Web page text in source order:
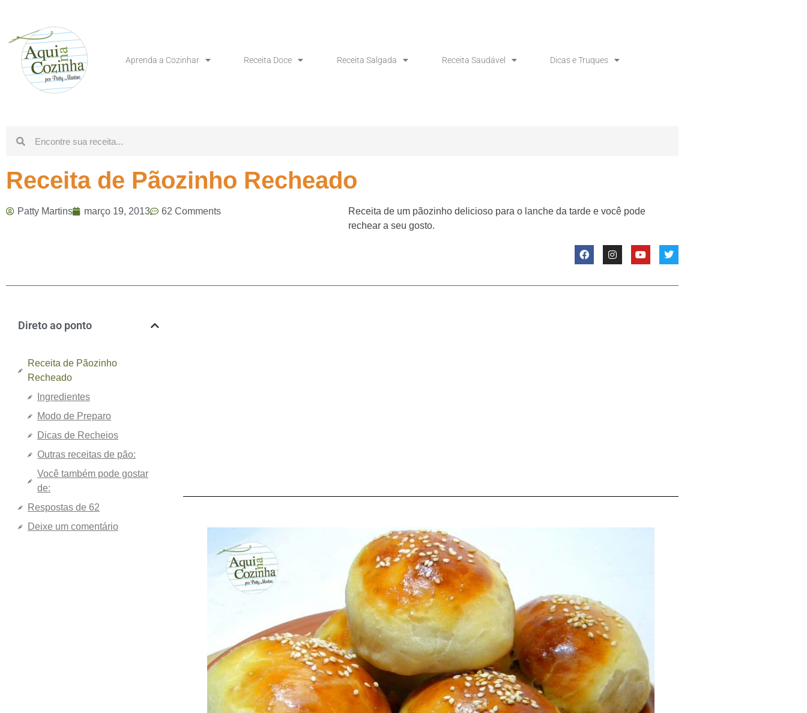
Aprenda a Cozinhar Receita Doce Receita Salgada Receita Saudável Dicas e Truques
Receita de Pãozinho Recheado
Patty Martins março 19, 2013 62 Comments
Receita de um pãozinho delicioso para o lanche da tarde e você pode
rechear a seu gosto.
Direto ao ponto
Receita de Pãozinho
Recheado
Ingredientes
Modo de Preparo
Dicas de Recheios
Outras receitas de pão:
Você também pode gostar
de:
Respostas de 62
Deixe um comentário